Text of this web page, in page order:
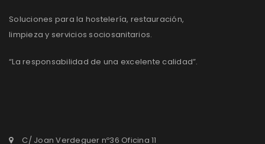
Soluciones para la hostelería, restauración,
limpieza y servicios sociosanitarios.
“La responsabilidad de una excelente calidad”.
C/ Joan Verdeguer nº36 Oficina 11